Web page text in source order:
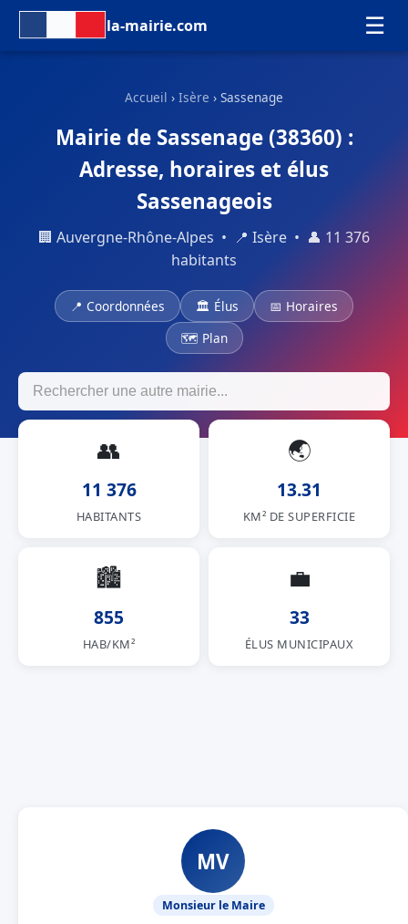
la-mairie.com ☰
Accueil › Isère › Sassenage
Mairie de Sassenage (38360) :
Adresse, horaires et élus
Sassenageois
🏢 Auvergne-Rhône-Alpes • 📍 Isère • 👤 11 376
habitants
📍 Coordonnées 🏛 Élus
📅 Horaires
🗺 Plan
👥
11 376
HABITANTS
🌏
13.31
KM² DE SUPERFICIE
🏙
855
HAB/KM²
💼
33
ÉLUS MUNICIPAUX
MV
Monsieur le Maire